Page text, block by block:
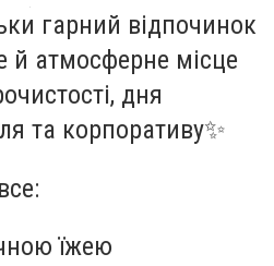
гарний відпочинок
й атмосферне місце
дня
та корпоративу✨
їжею